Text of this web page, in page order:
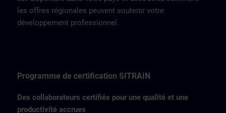
les offres régionales peuvent soutenir votre
développement professionnel.
Programme de certification SITRAIN
Des collaborateurs certifiés pour une qualité et une
productivité accrues